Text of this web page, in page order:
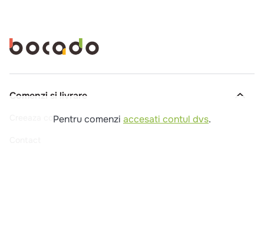
Pentru comenzi accesati contul dvs.
Comenzi si livrare
Creeaza cont